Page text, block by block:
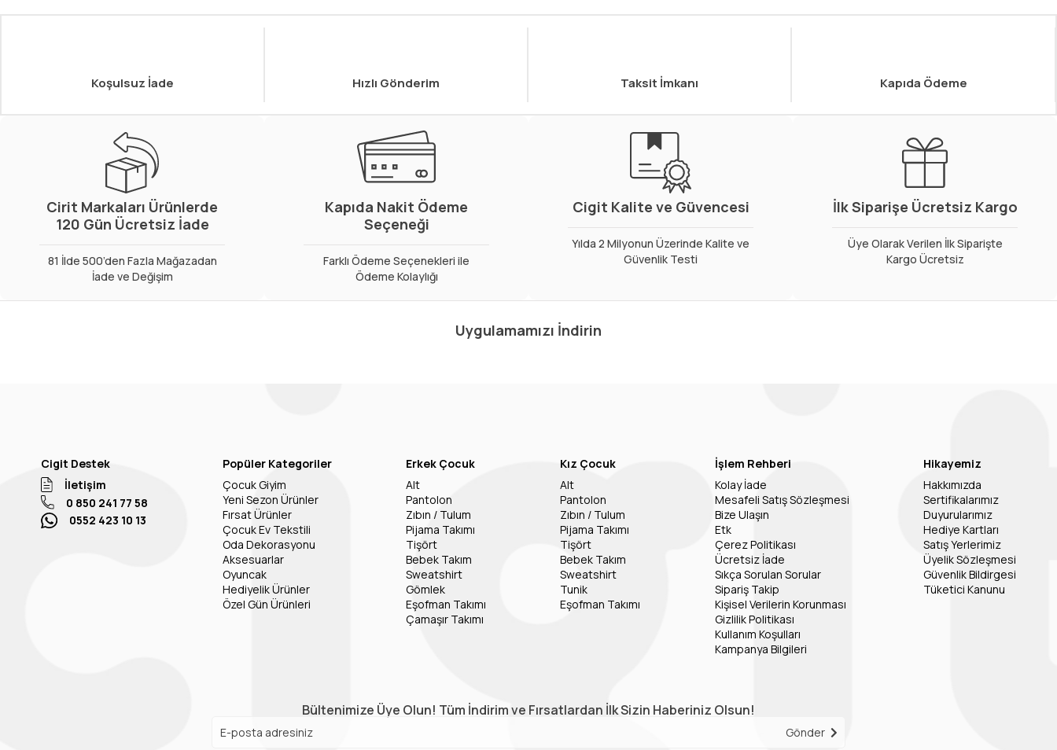
Koşulsuz İade Hızlı Gönderim Taksit İmkanı Kapıda Ödeme
Cirit Markaları Ürünlerde
120 Gün Ücretsiz İade
81 İlde 500’den Fazla Mağazadan
İade ve Değişim
Kapıda Nakit Ödeme
Seçeneği
Farklı Ödeme Seçenekleri ile
Ödeme Kolaylığı
Cigit Kalite ve Güvencesi
Yılda 2 Milyonun Üzerinde Kalite ve
Güvenlik Testi
İlk Siparişe Ücretsiz Kargo
Üye Olarak Verilen İlk Siparişte
Kargo Ücretsiz
Uygulamamızı İndirin
Cigit Destek
İletişim
0 850 241 77 58
0552 423 10 13
Popüler Kategoriler
Çocuk Giyim
Yeni Sezon Ürünler
Fırsat Ürünler
Çocuk Ev Tekstili
Oda Dekorasyonu
Aksesuarlar
Oyuncak
Hediyelik Ürünler
Özel Gün Ürünleri
Erkek Çocuk
Alt
Pantolon
Zıbın / Tulum
Pijama Takımı
Tişört
Bebek Takım
Sweatshirt
Gömlek
Eşofman Takımı
Çamaşır Takımı
Kız Çocuk
Alt
Pantolon
Zıbın / Tulum
Pijama Takımı
Tişört
Bebek Takım
Sweatshirt
Tunik
Eşofman Takımı
İşlem Rehberi
Kolay İade
Mesafeli Satış Sözleşmesi
Bize Ulaşın
Etk
Çerez Politikası
Ücretsiz İade
Sıkça Sorulan Sorular
Sipariş Takip
Kişisel Verilerin Korunması
Gizlilik Politikası
Kullanım Koşulları
Kampanya Bilgileri
Hikayemiz
Hakkımızda
Sertifikalarımız
Duyurularımız
Hediye Kartları
Satış Yerlerimiz
Üyelik Sözleşmesi
Güvenlik Bildirgesi
Tüketici Kanunu
Bültenimize Üye Olun! Tüm İndirim ve Fırsatlardan İlk Sizin Haberiniz Olsun!
Gönder